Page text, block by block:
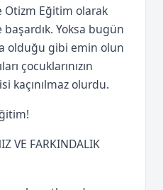
Otizm Eğitim olarak
Yoksa bugün
olduğu gibi emin olun
çocuklarınızın
kaçınılmaz olurdu.
VE FARKINDALIK